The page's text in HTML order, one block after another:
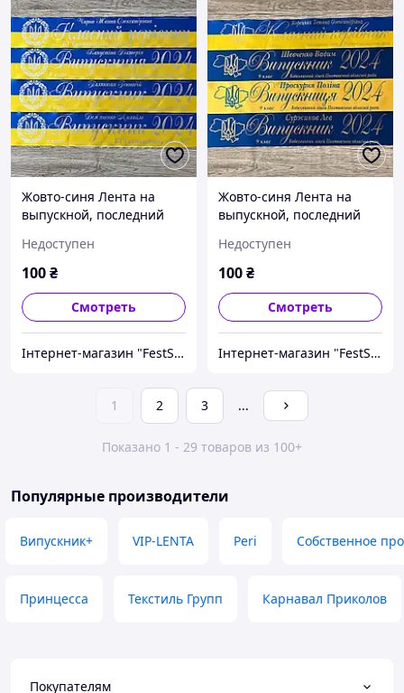
Жовто-синя Лента на
выпускной, последний
Недоступен
100₴
Смотреть
Інтернет-магазин "FestShop"
Жовто-синя Лента на
выпускной, последний
Недоступен
100₴
Смотреть
Інтернет-магазин "FestShop"
1 2 3 ...
Показано 1 - 29 товаров из 100+
Популярные производители
Випускник+ VIP-LENTA Peri Собственное
Принцесса Текстиль Групп Карнавал Приколов
Покупателям